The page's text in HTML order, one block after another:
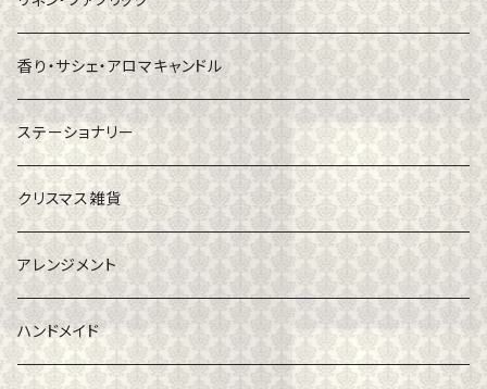
花器
カトラリー
香り・サシェ・アロマキャンドル
ステーショナリー
クリスマス雑貨
アレンジメント
ハンドメイド